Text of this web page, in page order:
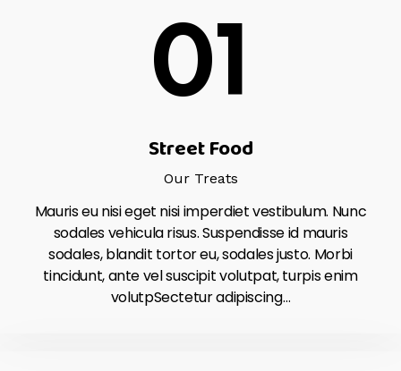
01
Street Food
Our Treats
Mauris eu nisi eget nisi imperdiet vestibulum. Nunc
sodales vehicula risus. Suspendisse id mauris
sodales, blandit tortor eu, sodales justo. Morbi
tincidunt, ante vel suscipit volutpat, turpis enim
volutpSectetur adipiscing…